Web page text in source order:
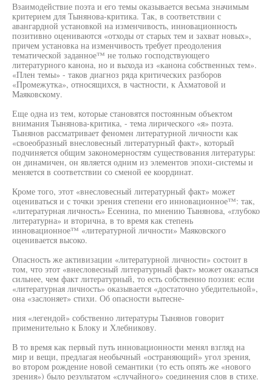
Взаимодействие поэта и его темы оказывается весьма значимым
критерием для Тынянова-критика. Так, в соответствии с
авангардной установкой на изменчивость, инновационность
позитивно оцениваются «отходы от старых тем и захват новых»,
причем установка на изменчивость требует преодоления
тематической заданное™ не только господствующего
литературного канона, но и выхода из «канона собственных тем».
«Плен темы» - таков диагноз ряда критических разборов
«Промежутка», относящихся, в частности, к Ахматовой и
Маяковскому.
Еще одна из тем, которые становятся постоянным объектом
внимания Тынянова-критика, - тема лирического «я» поэта.
Тынянов рассматривает феномен литературной личности как
«своеобразный внесловесный литературный факт», который
подчиняется общим закономерностям существования литературы:
он динамичен, он является одним из элементов эпохи-системы и
меняется в соответствии со сменой ее координат.
Кроме того, этот «внесловесный литературный факт» может
оцениваться и с точки зрения степени его инновационное™: так,
«литературная личность» Есенина, по мнению Тынянова, «глубоко
литературна» и вторична, в то время как степень
инновационное™ «литературной личности» Маяковского
оценивается высоко.
Опасность же активизации «литературной личности» состоит в
том, что этот «внесловесный литературный факт» может оказаться
сильнее, чем факт литературный, то есть собственно поэзия: если
«литературная личность» оказывается «достаточно убедительной»,
она «заслоняет» стихи. Об опасности вытесне-
ния «легендой» собственно литературы Тынянов говорит
применительно к Блоку и Хлебникову.
В то время как первый путь инновационности менял взгляд на
мир и вещи, предлагая необычный «остраняющий» угол зрения,
во втором рождение новой семантики (то есть опять же «нового
зрения») было результатом «случайного» соединения слов в стихе.